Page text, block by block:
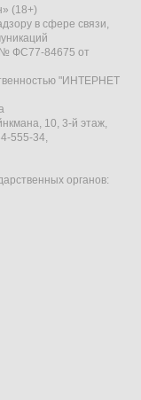
(18+)
в сфере связи,
№ ФС77-84675 от
"ИНТЕРНЕТ
10, 3-й этаж,
555-34,
органов: